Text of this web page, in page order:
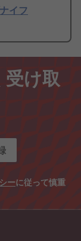
イフ
け取
ーに従って慎重